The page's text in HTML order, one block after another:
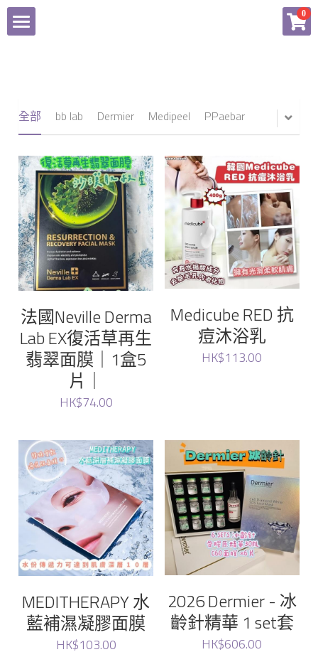
0
bb lab
Dermier
Medipeel
PPaebar
Elthy
Feelfing
Growus
LG
Dr.Melaxin
Meditherapy
wellage
Facebook
登錄
全部 bb lab Dermier Medipeel PPaebar
法國Neville Derma
Lab EX復活草再生
翡翠面膜｜1盒5
片｜
HK$74.00
Medicube RED 抗
痘沐浴乳
HK$113.00
MEDITHERAPY 水
藍補濕凝膠面膜
HK$103.00
2026 Dermier - 冰
齡針精華 1 set套
HK$606.00
×